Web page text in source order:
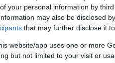
your personal information by
may also be disclosed
that may further disclose it
website/app uses one or more
but not limited to your visit or
får fem män på en
kanske blir nästa